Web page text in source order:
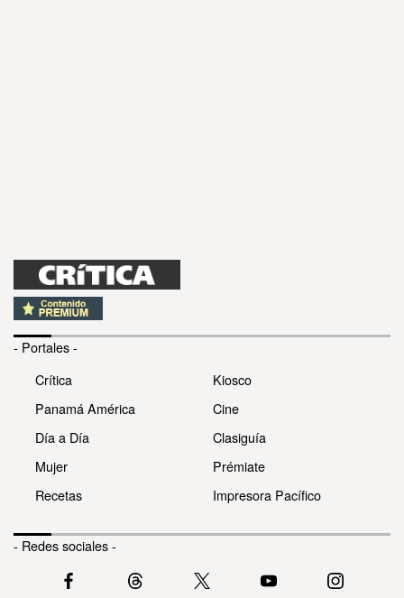
- Portales -
Crítica
Panamá América
Día a Día
Mujer
Recetas
Kiosco
Cine
Clasiguía
Prémiate
Impresora Pacífico
- Redes sociales -